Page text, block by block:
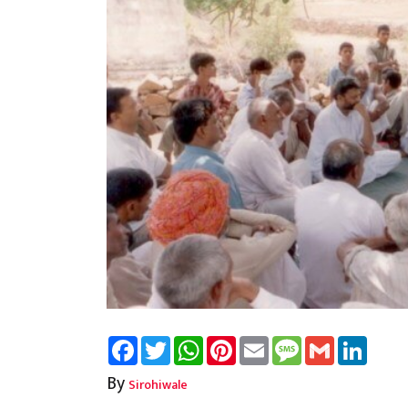
FacebookTwitterWhatsAppPinterest
Email Message
Gmail
By Sirohiwale